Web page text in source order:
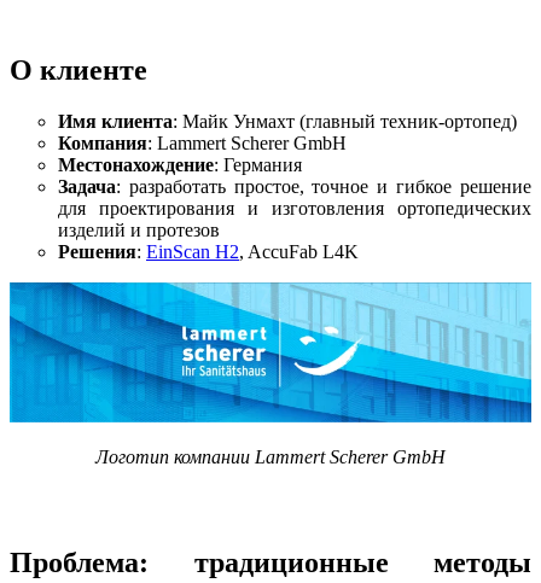
Лицевой 3D-сканер
e-Motion НОВИНКА
MetiSmile-MR
MetiSmile
Стоматологические решения
Оставить заявку
О клиенте
Имя клиента: Майк Унмахт (главный техник-ортопед)
Компания: Lammert Scherer GmbH
Местонахождение: Германия
Задача: разработать простое, точное и гибкое решение
для проектирования и изготовления ортопедических
изделий и протезов
Решения: EinScan H2, AccuFab L4K
Логотип компании Lammert Scherer GmbH
Проблема: традиционные методы